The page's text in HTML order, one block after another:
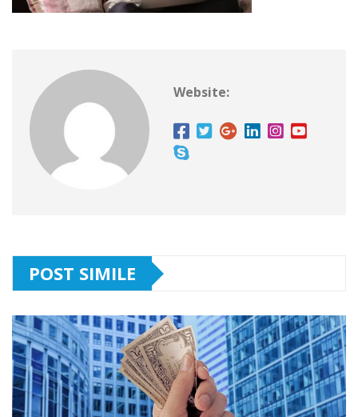
Website:
POST SIMILE